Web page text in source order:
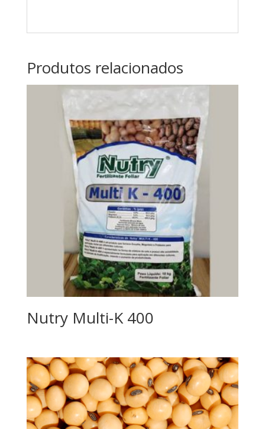
Produtos relacionados
Nutry Multi-K 400